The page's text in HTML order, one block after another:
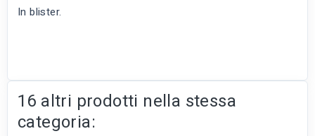
In blister.
16 altri prodotti nella stessa
categoria: